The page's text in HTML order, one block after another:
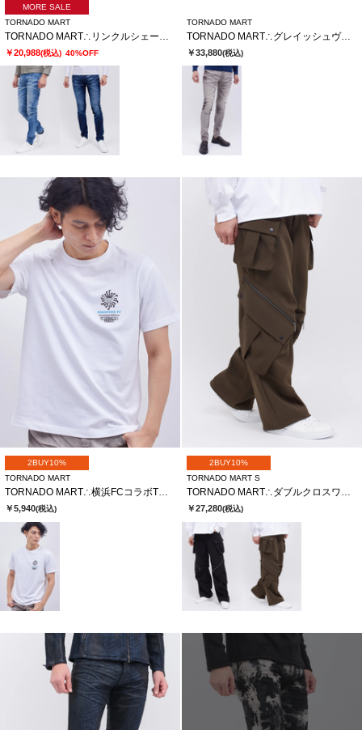
MORE SALE
TORNADO MART
TORNADO MART∴リンクルシェービングスキニーデニム
￥20,988(税込) 40%OFF
TORNADO MART
TORNADO MART∴グレイッシュヴィンテージスキニーデニム
￥33,880(税込)
2BUY10%
TORNADO MART
TORNADO MART∴横浜FCコラボTシャツ
￥5,940(税込)
2BUY10%
TORNADO MART S
TORNADO MART∴ダブルクロスワイドカーゴパンツ
￥27,280(税込)